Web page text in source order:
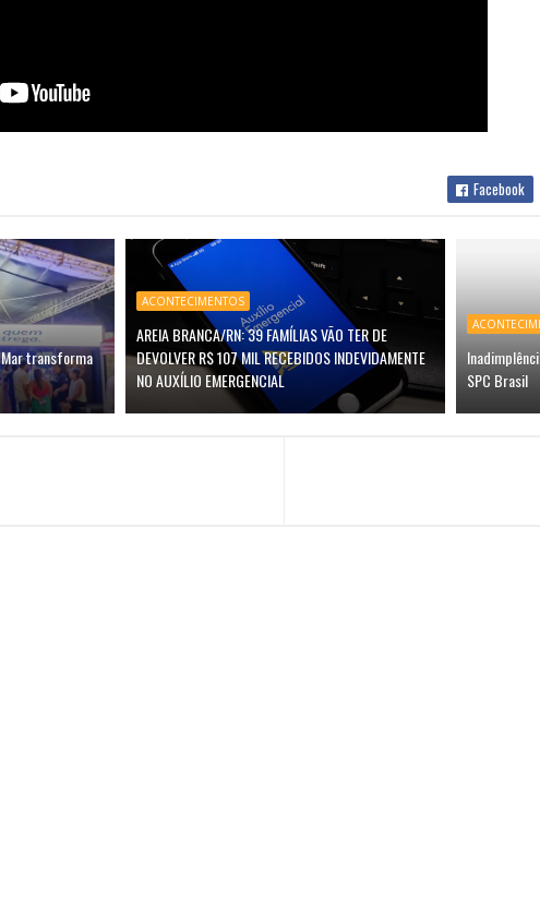
Facebook
Mar transforma
ACONTECIMENTOS
AREIA BRANCA/RN: 39 FAMÍLIAS VÃO TER DE
DEVOLVER R$ 107 MIL RECEBIDOS INDEVIDAMENTE
NO AUXÍLIO EMERGENCIAL
SPC Brasil